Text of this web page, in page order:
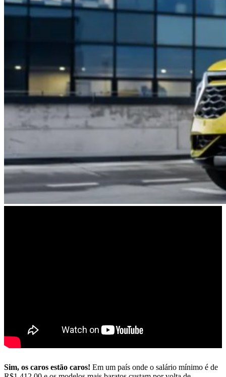
Sim, os caros estão caros! Em um país onde o salário mínimo é de